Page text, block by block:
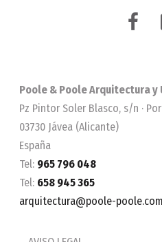
Poole & Poole Arquitectura y
Pz Pintor Soler Blasco, s/n ·
03730 Jávea (Alicante)
España
Tel: 965 796 048
Tel: 658 945 365
arquitectura@poole-poole.com